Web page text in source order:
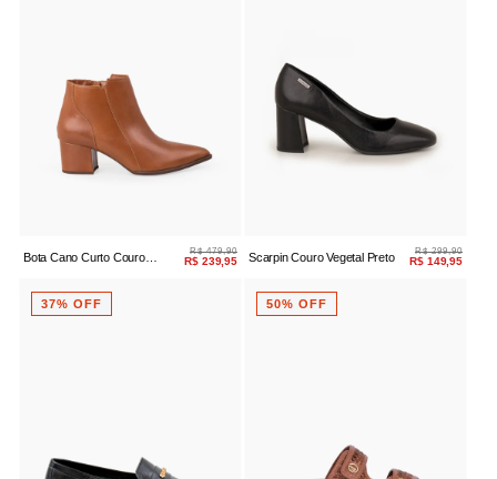
Bota Cano Curto Couro
R$ 479,90
R$ 239,95 Scarpin Couro Vegetal Preto R$ 299,90
R$ 149,95
37% OFF 50% OFF